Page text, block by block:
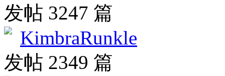
发帖 3247 篇
KimbraRunkle
发帖 2349 篇